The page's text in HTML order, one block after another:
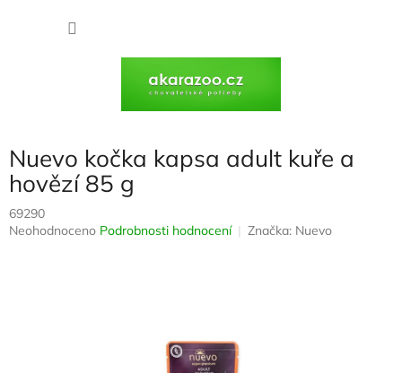
Nuevo kočka kapsa adult kuře a
hovězí 85 g
69290
Průměrné
Neohodnoceno Podrobnosti hodnocení Značka: Nuevo